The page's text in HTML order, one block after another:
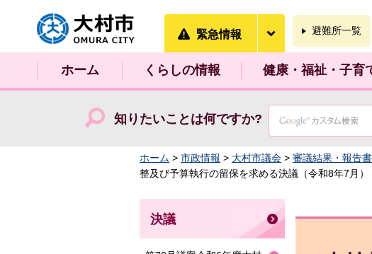
大村市
緊急情報 避難所一覧
ホーム くらしの情報 健康・福祉・子育
知りたいことは何ですか?
ホーム > 市政情報 > 大村市議会 > 審議結果・報告書
整及び予算執行の留保を求める決議（令和8年7月）
決議